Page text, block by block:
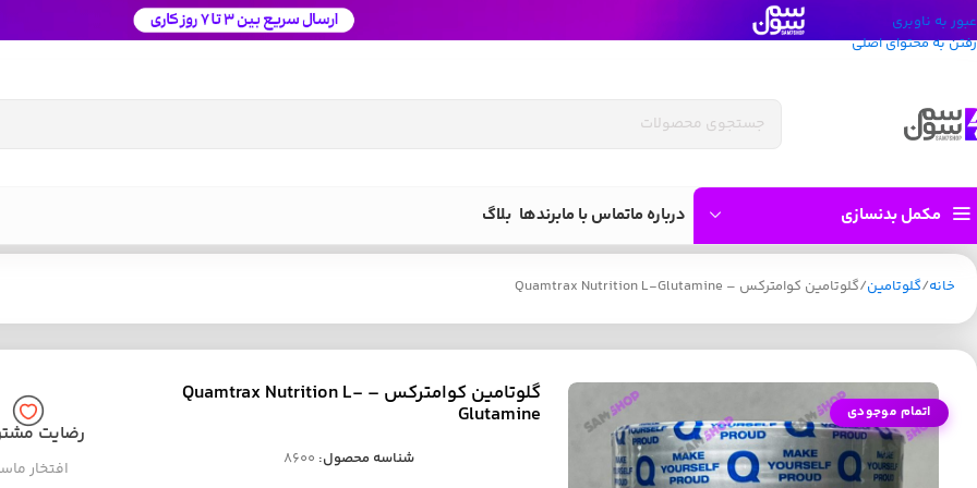
عبور به ناوبری
رفتن به محتوای اصلی
مکمل بدنسازی درباره ماتماس با مابرندها بلاگ
خانه گلوتامین گلوتامین کوامترکس – Quamtrax Nutrition L-Glutamine
اتمام موجودی
گلوتامین کوامترکس – Quamtrax Nutrition L-
Glutamine
شناسه محصول: 8600
رضایت
افتخار